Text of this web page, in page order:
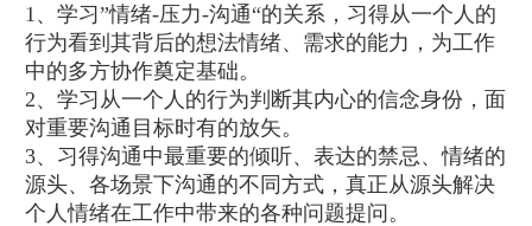
1、学习”情绪-压力-沟通“的关系，习得从一个人的
行为看到其背后的想法情绪、需求的能力，为工作
中的多方协作奠定基础。
2、学习从一个人的行为判断其内心的信念身份，面
对重要沟通目标时有的放矢。
3、习得沟通中最重要的倾听、表达的禁忌、情绪的
源头、各场景下沟通的不同方式，真正从源头解决
个人情绪在工作中带来的各种问题提问。